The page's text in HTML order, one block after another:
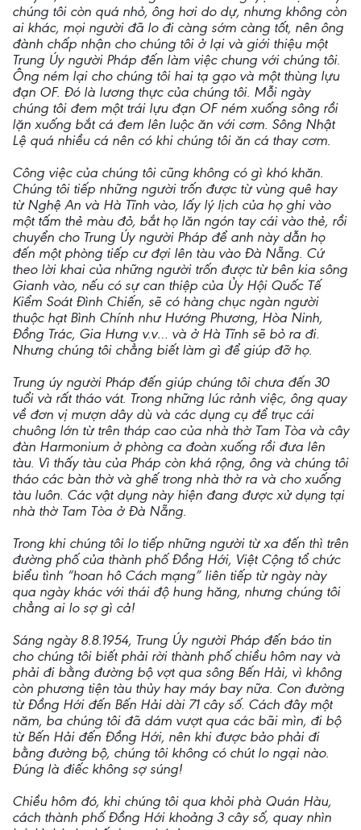
chúng tôi còn quá nhỏ, ông hơi do dự, nhưng không còn
ai khác, mọi người đã lo đi càng sớm càng tốt, nên ông
đành chấp nhận cho chúng tôi ở lại và giới thiệu một
Trung Úy người Pháp đến làm việc chung với chúng tôi.
Ông ném lại cho chúng tôi hai tạ gạo và một thùng lựu
đạn OF. Đó là lương thực của chúng tôi. Mỗi ngày
chúng tôi đem một trái lựu đạn OF ném xuống sông rồi
lặn xuống bắt cá đem lên luộc ăn với cơm. Sông Nhật
Lệ quá nhiều cá nên có khi chúng tôi ăn cá thay cơm.
Công việc của chúng tôi cũng không có gì khó khăn.
Chúng tôi tiếp những người trốn được từ vùng quê hay
từ Nghệ An và Hà Tĩnh vào, lấy lý lịch của họ ghi vào
một tấm thẻ màu đỏ, bắt họ lăn ngón tay cái vào thẻ, rồi
chuyển cho Trung Úy người Pháp để anh này dẫn họ
đến một phòng tiếp cư đợi lên tàu vào Đà Nẵng. Cứ
theo lời khai của những người trốn được từ bên kia sông
Gianh vào, nếu có sự can thiệp của Ủy Hội Quốc Tế
Kiểm Soát Đình Chiến, sẽ có hàng chục ngàn người
thuộc hạt Bình Chính như Hướng Phương, Hòa Ninh,
Đồng Trác, Gia Hưng v.v… và ở Hà Tĩnh sẽ bỏ ra đi.
Nhưng chúng tôi chẳng biết làm gì để giúp đỡ họ.
Trung úy người Pháp đến giúp chúng tôi chưa đến 30
tuổi và rất tháo vát. Trong những lúc rảnh việc, ông quay
về đơn vị mượn dây dù và các dụng cụ để trục cái
chuông lớn từ trên tháp cao của nhà thờ Tam Tòa và cây
đàn Harmonium ở phòng ca đoàn xuống rồi đưa lên
tàu. Vì thấy tàu của Pháp còn khá rộng, ông và chúng tôi
tháo các bàn thờ và ghế trong nhà thờ ra và cho xuống
tàu luôn. Các vật dụng này hiện đang được xử dụng tại
nhà thờ Tam Tòa ở Đà Nẵng.
Trong khi chúng tôi lo tiếp những người từ xa đến thì trên
đường phố của thành phố Đồng Hới, Việt Cộng tổ chức
biểu tình “hoan hô Cách mạng” liên tiếp từ ngày này
qua ngày khác với thái độ hung hăng, nhưng chúng tôi
chẳng ai lo sợ gì cả!
Sáng ngày 8.8.1954, Trung Úy người Pháp đến báo tin
cho chúng tôi biết phải rời thành phố chiều hôm nay và
phải đi bằng đường bộ vợt qua sông Bến Hải, vì không
còn phương tiện tàu thủy hay máy bay nữa. Con đường
từ Đồng Hới đến Bến Hải dài 71 cây số. Cách đây một
năm, ba chúng tôi đã dám vượt qua các bãi mìn, đi bộ
từ Bến Hải đến Đồng Hới, nên khi được bảo phải đi
bằng đường bộ, chúng tôi không có chút lo ngại nào.
Đúng là điếc không sợ súng!
Chiều hôm đó, khi chúng tôi qua khỏi phà Quán Hàu,
cách thành phố Đồng Hới khoảng 3 cây số, quay nhìn